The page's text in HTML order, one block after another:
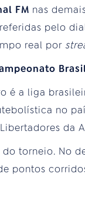
FM nas
pelo
real por
é a liga
no
da
torneio. No
pontos